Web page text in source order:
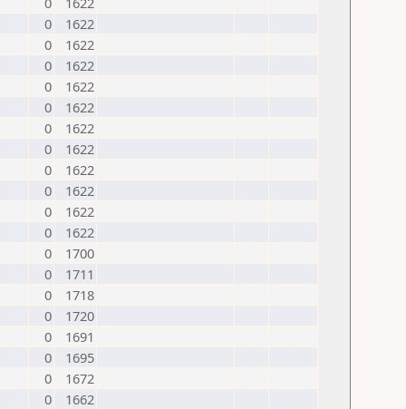
0
1622
0
1622
0
1622
0
1622
0
1622
0
1622
0
1622
0
1622
0
1622
0
1622
0
1622
0
1700
0
1711
0
1718
0
1720
0
1691
0
1695
0
1672
0
1662